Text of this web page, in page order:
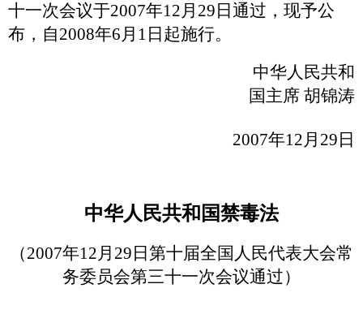
十一次会议于2007年12月29日通过，现予公
布，自2008年6月1日起施行。
中华人民共和
国主席 胡锦涛
2007年12月29日
中华人民共和国禁毒法
（2007年12月29日第十届全国人民代表大会常
务委员会第三十一次会议通过）